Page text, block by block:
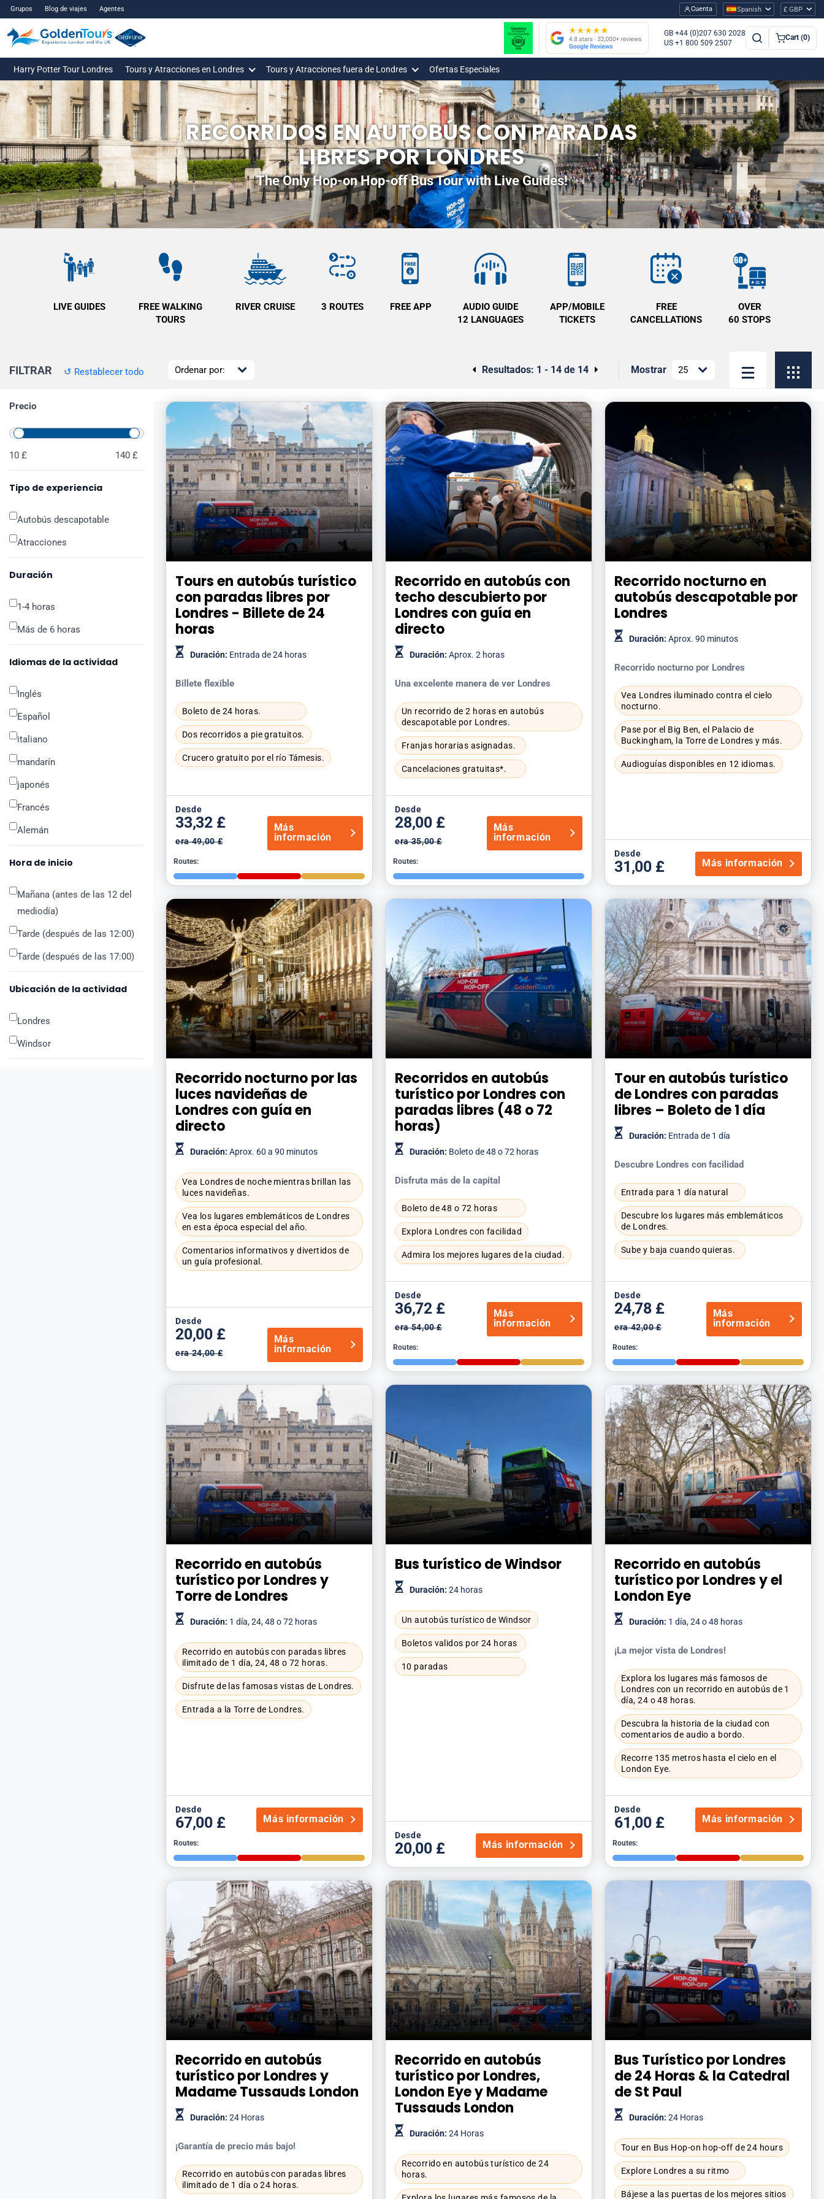
Grupos Blog de viajes Agentes Cuenta Spanish £ GBP
GB +44 (0)207 630 2028
US +1 800 509 2507
Cart (0)
Harry Potter Tour Londres Tours y Atracciones en Londres Tours y Atracciones fuera de Londres Ofertas Especiales
RECORRIDOS EN AUTOBÚS CON PARADAS
LIBRES POR LONDRES
The Only Hop-on Hop-off Bus Tour with Live Guides!
LIVE GUIDES
FREE WALKING
TOURS
RIVER CRUISE 3 ROUTES FREE APP
AUDIO GUIDE
12 LANGUAGES
APP/MOBILE
TICKETS
FREE
CANCELLATIONS
OVER
60 STOPS
FILTRAR ↺ Restablecer todo
Precio
10 £ 140 £
Tipo de experiencia
Autobús descapotable
Atracciones
Duración
1-4 horas
Más de 6 horas
Idiomas de la actividad
Inglés
Español
italiano
mandarín
japonés
Francés
Alemán
Hora de inicio
Mañana (antes de las 12 del
mediodía)
Tarde (después de las 12:00)
Tarde (después de las 17:00)
Ubicación de la actividad
Londres
Windsor
Resultados: 1 - 14 de 14 Mostrar
Tours en autobús turístico
con paradas libres por
Londres - Billete de 24
horas
Duración: Entrada de 24 horas
Billete flexible
Boleto de 24 horas.
Dos recorridos a pie gratuitos.
Crucero gratuito por el río Támesis.
Desde
33,32 £
era 49,00 £
Más
información
Routes:
Recorrido en autobús con
techo descubierto por
Londres con guía en
directo
Duración: Aprox. 2 horas
Una excelente manera de ver Londres
Un recorrido de 2 horas en autobús
descapotable por Londres.
Franjas horarias asignadas.
Cancelaciones gratuitas*.
Desde
28,00 £
era 35,00 £
Más
información
Routes:
Recorrido nocturno en
autobús descapotable por
Londres
Duración: Aprox. 90 minutos
Recorrido nocturno por Londres
Vea Londres iluminado contra el cielo
nocturno.
Pase por el Big Ben, el Palacio de
Buckingham, la Torre de Londres y más.
Audioguías disponibles en 12 idiomas.
Desde
31,00 £ Más información
Recorrido nocturno por las
luces navideñas de
Londres con guía en
directo
Duración: Aprox. 60 a 90 minutos
Vea Londres de noche mientras brillan las
luces navideñas.
Vea los lugares emblemáticos de Londres
en esta época especial del año.
Comentarios informativos y divertidos de
un guía profesional.
Desde
20,00 £
era 24,00 £
Más
información
Recorridos en autobús
turístico por Londres con
paradas libres (48 o 72
horas)
Duración: Boleto de 48 o 72 horas
Disfruta más de la capital
Boleto de 48 o 72 horas
Explora Londres con facilidad
Admira los mejores lugares de la ciudad.
Desde
36,72 £
era 54,00 £
Más
información
Routes:
Tour en autobús turístico
de Londres con paradas
libres – Boleto de 1 día
Duración: Entrada de 1 día
Descubre Londres con facilidad
Entrada para 1 día natural
Descubre los lugares más emblemáticos
de Londres.
Sube y baja cuando quieras.
Desde
24,78 £
era 42,00 £
Más
información
Routes:
Recorrido en autobús
turístico por Londres y
Torre de Londres
Duración: 1 día, 24, 48 o 72 horas
Recorrido en autobús con paradas libres
ilimitado de 1 día, 24, 48 o 72 horas.
Disfrute de las famosas vistas de Londres.
Entrada a la Torre de Londres.
Desde
67,00 £ Más información
Routes:
Bus turístico de Windsor
Duración: 24 horas
Un autobús turístico de Windsor
Boletos validos por 24 horas
10 paradas
Desde
20,00 £ Más información
Recorrido en autobús
turístico por Londres y el
London Eye
Duración: 1 día, 24 o 48 horas
¡La mejor vista de Londres!
Explora los lugares más famosos de
Londres con un recorrido en autobús de 1
día, 24 o 48 horas.
Descubra la historia de la ciudad con
comentarios de audio a bordo.
Recorre 135 metros hasta el cielo en el
London Eye.
Desde
61,00 £ Más información
Routes:
Recorrido en autobús
turístico por Londres y
Madame Tussauds London
Duración: 24 Horas
¡Garantía de precio más bajo!
Recorrido en autobús con paradas libres
ilimitado de 1 día o 24 horas.
Recorrido en autobús
turístico por Londres,
London Eye y Madame
Tussauds London
Duración: 24 Horas
Recorrido en autobús turístico de 24
horas.
Bus Turístico por Londres
de 24 Horas & la Catedral
de St Paul
Duración: 24 Horas
Tour en Bus Hop-on hop-off de 24 hours
Explore Londres a su ritmo
Bájese a las puertas de los mejores sitios